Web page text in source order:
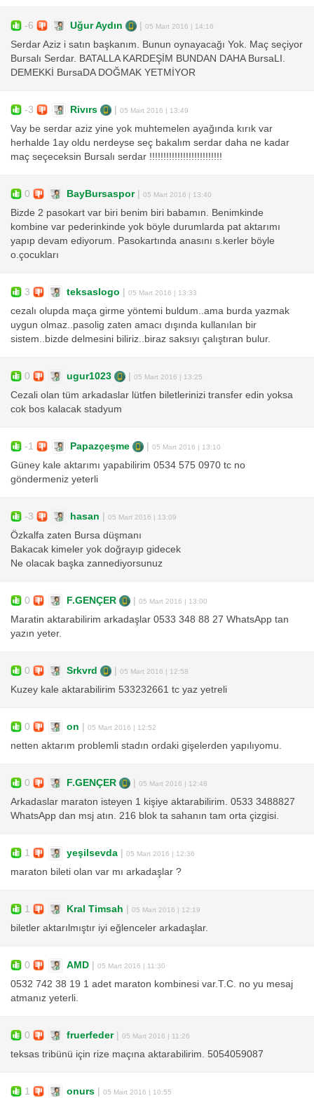
-6 Uğur Aydın 05 Mart 2016 | 14:16
Serdar Aziz i satın başkanım. Bunun oynayacağı Yok. Maç seçiyor
Bursalı Serdar. BATALLA KARDEŞİM BUNDAN DAHA BursaLI.
DEMEKKİ BursaDA DOĞMAK YETMİYOR
-3 Rivırs 05 Mart 2016 | 13:49
Vay be serdar aziz yine yok muhtemelen ayağında kırık var
herhalde 1ay oldu nerdeyse seç bakalım serdar daha ne kadar
maç seçeceksin Bursalı serdar !!!!!!!!!!!!!!!!!!!!!!!!!!
0 BayBursaspor| 05 Mart 2016 | 13:40
Bizde 2 pasokart var biri benim biri babamın. Benimkinde
kombine var pederinkinde yok böyle durumlarda pat aktarımı
yapıp devam ediyorum. Pasokartında anasını s.kerler böyle
o.çocukları
3 teksaslogo 05 Mart 2016 | 13:33
cezalı olupda maça girme yöntemi buldum..ama burda yazmak
uygun olmaz..pasolig zaten amacı dışında kullanılan bir
sistem..bizde delmesini biliriz..biraz saksıyı çalıştıran bulur.
0 ugur1023 05 Mart 2016 | 13:25
Cezali olan tüm arkadaslar lütfen biletlerinizi transfer edin yoksa
cok bos kalacak stadyum
-1 Papazçeşme 05 Mart 2016 | 13:10
Güney kale aktarımı yapabilirim 0534 575 0970 tc no
göndermeniz yeterli
-3 hasan 05 Mart 2016 | 13:09
Özkalfa zaten Bursa düşmanı
Bakacak kimeler yok doğrayıp gidecek
Ne olacak başka zannediyorsunuz
0 F.GENÇER 05 Mart 2016 | 13:00
Maratin aktarabilirim arkadaşlar 0533 348 88 27 WhatsApp tan
yazın yeter.
0 Srkvrd 05 Mart 2016 | 12:58
Kuzey kale aktarabilirim 533232661 tc yaz yetreli
0 on 05 Mart 2016 | 12:52
netten aktarım problemli stadın ordaki gişelerden yapılıyomu.
0 F.GENÇER 05 Mart 2016 | 12:48
Arkadaslar maraton isteyen 1 kişiye aktarabilirim. 0533 3488827
WhatsApp dan msj atın. 216 blok ta sahanın tam orta çizgisi.
1 yeşilsevda 05 Mart 2016 | 12:36
maraton bileti olan var mı arkadaşlar ?
1 Kral Timsah 05 Mart 2016 | 12:19
biletler aktarılmıştır iyi eğlenceler arkadaşlar.
0 AMD 05 Mart 2016 | 11:30
0532 742 38 19 1 adet maraton kombinesi var.T.C. no yu mesaj
atmanız yeterli.
0 fruerfeder| 05 Mart 2016 | 11:26
teksas tribünü için rize maçına aktarabilirim. 5054059087
1 onurs 05 Mart 2016 | 10:55